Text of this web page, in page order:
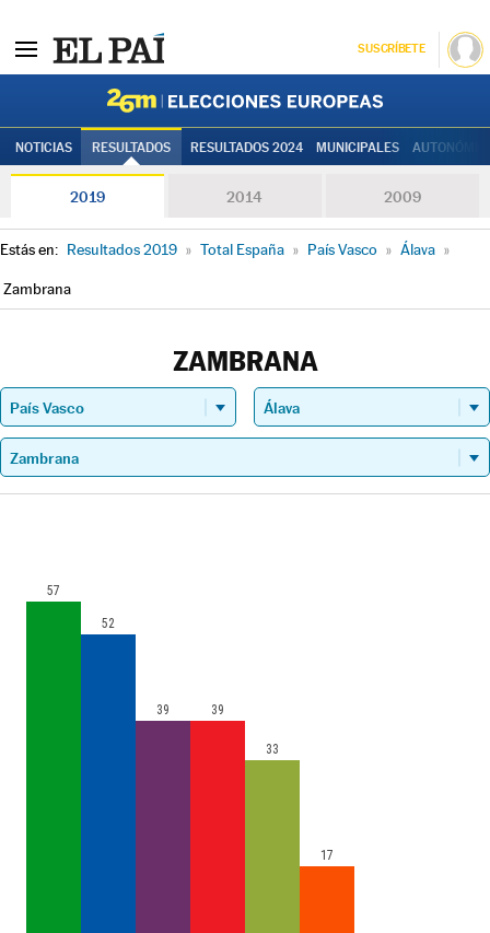
SUSCRÍBETE
NOTICIAS RESULTADOS RESULTADOS 2024 MUNICIPALES
2019 2014 2009
Estás en: Resultados 2019 » Total España » País Vasco » Álava »
Zambrana
ZAMBRANA
57
52
39 39
33
17